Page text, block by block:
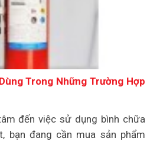
Trong Những Trường Hợp
đến việc sử dụng bình chữa
bạn đang cần mua sản phẩm